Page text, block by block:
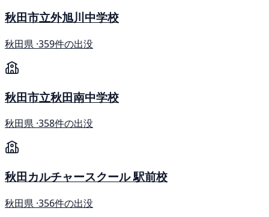
秋田市立外旭川中学校
秋田県 ·359件の出没
秋田市立秋田南中学校
秋田県 ·358件の出没
秋田カルチャースクール 駅前校
秋田県 ·356件の出没